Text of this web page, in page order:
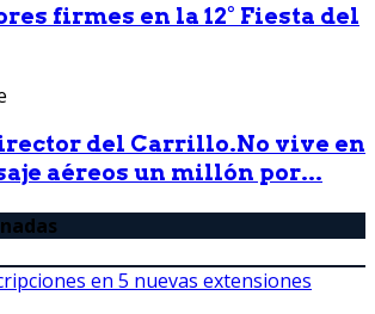
firmes en la 12° Fiesta del
del Carrillo.No vive en
aéreos un millón por...